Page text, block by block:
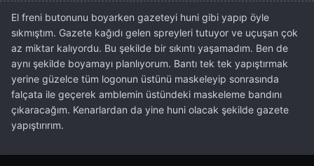
El freni butonunu boyarken gazeteyi huni gibi yapıp öyle
sıkmıştım. Gazete kağıdı gelen spreyleri tutuyor ve uçuşan çok
az miktar kalıyordu. Bu şekilde bir sıkıntı yaşamadım. Ben de
aynı şekilde boyamayı planlıyorum. Bantı tek tek yapıştırmak
yerine güzelce tüm logonun üstünü maskeleyip sonrasında
falçata ile geçerek amblemin üstündeki maskeleme bandını
çıkaracağım. Kenarlardan da yine huni olacak şekilde gazete
yapıştırırım.